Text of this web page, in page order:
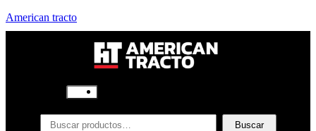
American tracto
Productos
Buscar